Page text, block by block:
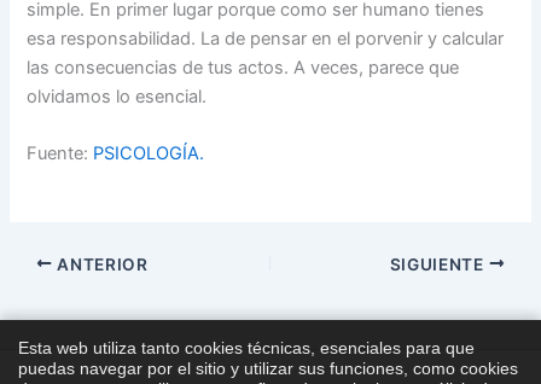
simple. En primer lugar porque como ser humano tienes
esa responsabilidad. La de pensar en el porvenir y calcular
las consecuencias de tus actos. A veces, parece que
olvidamos lo esencial.
Fuente: PSICOLOGÍA.
ANTERIOR SIGUIENTE
Esta web utiliza tanto cookies técnicas, esenciales para que
puedas navegar por el sitio y utilizar sus funciones, como cookies